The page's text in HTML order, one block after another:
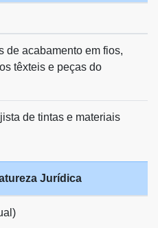
de acabamento em fios,
têxteis e peças do
de tintas e materiais
Jurídica